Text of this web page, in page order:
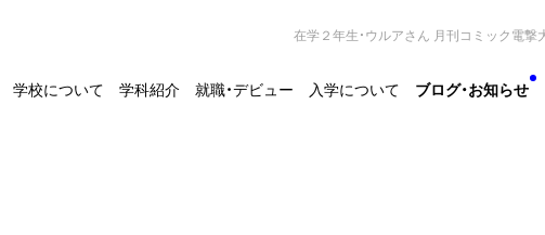
学校について 学科紹介 就職・デビュー 入学について ブログ・お知らせ
在学２年生・ウルアさん 月刊コミック電撃